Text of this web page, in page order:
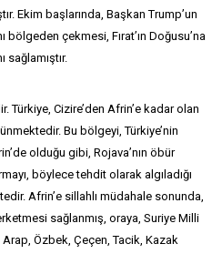
Ekim başlarında, Başkan Trump’un
bölgeden çekmesi, Fırat’ın Doğusu’na
sağlamıştır.
Türkiye, Cizire’den Afrin’e kadar olan
Bu bölgeyi, Türkiye’nin
olduğu gibi, Rojava’nın öbür
böylece tehdit olarak algıladığı
Afrin’e sillahlı müdahale sonunda,
sağlanmış, oraya, Suriye Milli
Arap, Özbek, Çeçen, Tacik, Kazak